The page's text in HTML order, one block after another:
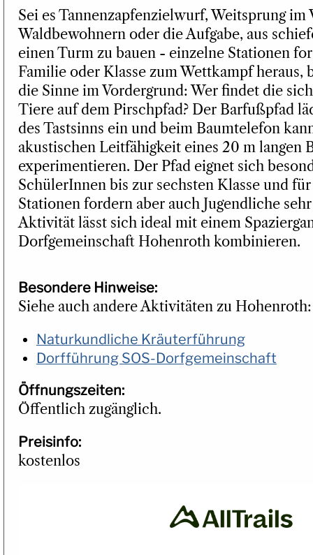
Sei es Tannenzapfenzielwurf, Weitsprung im
Waldbewohnern oder die Aufgabe, aus
einen Turm zu bauen - einzelne Stationen
Familie oder Klasse zum Wettkampf heraus,
die Sinne im Vordergrund: Wer findet die
Tiere auf dem Pirschpfad? Der Barfußpfad
des Tastsinns ein und beim Baumtelefon
akustischen Leitfähigkeit eines 20 m langen
experimentieren. Der Pfad eignet sich
SchülerInnen bis zur sechsten Klasse und
Stationen fordern aber auch Jugendliche
Aktivität lässt sich ideal mit einem
Dorfgemeinschaft Hohenroth kombinieren.
Besondere Hinweise:
Siehe auch andere Aktivitäten zu Hohenroth:
Naturkundliche Kräuterführung
Dorfführung SOS-Dorfgemeinschaft
Öffnungszeiten:
Öffentlich zugänglich.
Preisinfo:
kostenlos